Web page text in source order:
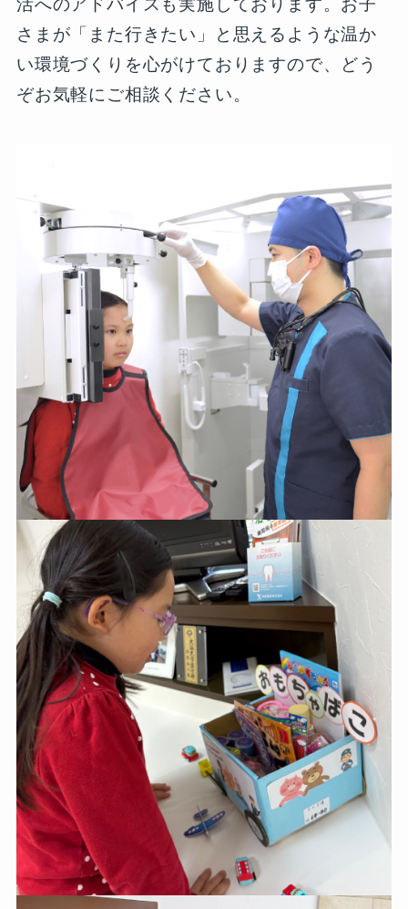
活へのアドバイスも実施しております。お子
さまが「また行きたい」と思えるような温か
い環境づくりを心がけておりますので、どう
ぞお気軽にご相談ください。